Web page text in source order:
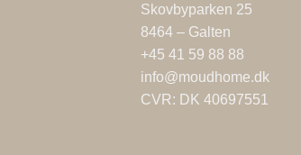
Skovbyparken 25
8464 – Galten
+45 41 59 88 88
info@moudhome.dk
CVR: DK 40697551